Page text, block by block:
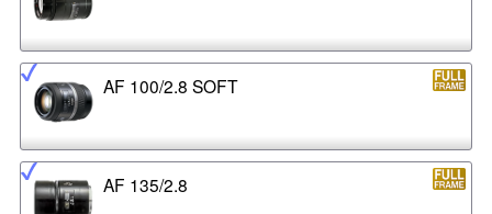
AF 100/2.8 SOFT
AF 135/2.8